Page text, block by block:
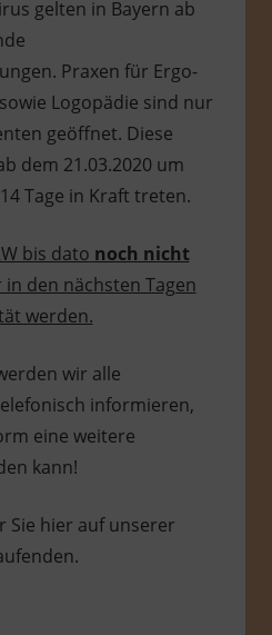
gelten in Bayern ab
Praxen für Ergo-
Logopädie sind nur
geöffnet. Diese
dem 21.03.2020 um
Tage in Kraft treten.
bis dato noch nicht
den nächsten Tagen
werden.
wir alle
informieren,
eine weitere
kann!
Sie hier auf unserer